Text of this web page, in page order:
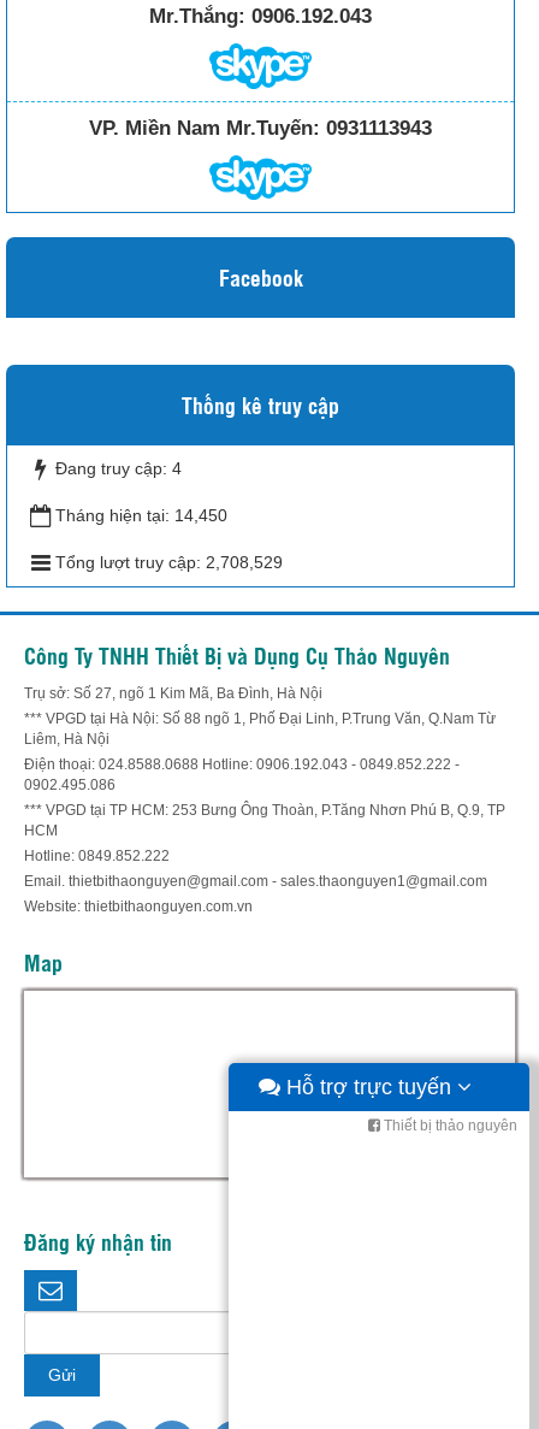
Mr.Thắng: 0906.192.043
VP. Miền Nam Mr.Tuyến: 0931113943
Facebook
Thống kê truy cập
Đang truy cập: 4
Tháng hiện tại: 14,450
Tổng lượt truy cập: 2,708,529
Công Ty TNHH Thiết Bị và Dụng Cụ Thảo Nguyên
Trụ sở: Số 27, ngõ 1 Kim Mã, Ba Đình, Hà Nội
*** VPGD tại Hà Nội: Số 88 ngõ 1, Phố Đại Linh, P.Trung Văn, Q.Nam Từ
Liêm, Hà Nội
Điện thoại: 024.8588.0688 Hotline: 0906.192.043 - 0849.852.222 -
0902.495.086
*** VPGD tại TP HCM: 253 Bưng Ông Thoàn, P.Tăng Nhơn Phú B, Q.9, TP
HCM
Hotline: 0849.852.222
Email. thietbithaonguyen@gmail.com - sales.thaonguyen1@gmail.com
Website: thietbithaonguyen.com.vn
Map
Đăng ký nhận tin
Hỗ trợ trực tuyến
Thiết bị thảo nguyên